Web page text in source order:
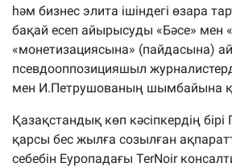
һәм бизнес элита ішіндегі өзара
бақай есеп айырысуды «Бәсе» мен
«монетизациясына» (пайдасына)
псевдооппозицияшыл
мен И.Петрушованың шымбайына
Қазақстандық көп кәсіпкердің
қарсы бес жылға созылған
себебін Еуропадағы TerNoir